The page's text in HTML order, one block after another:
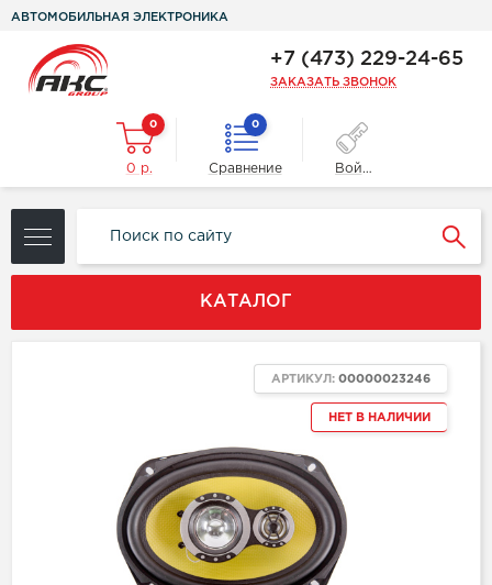
АВТОМОБИЛЬНАЯ ЭЛЕКТРОНИКА
+7 (473) 229-24-65
ЗАКАЗАТЬ ЗВОНОК
0
0 р.
0
Сравнение Войти
КАТАЛОГ
НЕТ В НАЛИЧИИ
АРТИКУЛ: 00000023246